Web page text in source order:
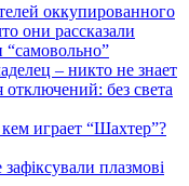
оккупированного
они рассказали
“самовольно”
– никто не знает
без света
играет “Шахтер”?
плазмові